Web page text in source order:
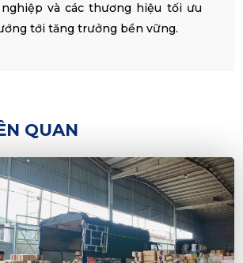
và các thương hiệu tối ưu
tới tăng trưởng bền vững.
QUAN